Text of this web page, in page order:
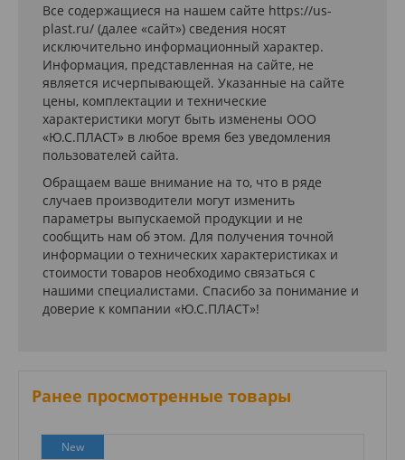
Все содержащиеся на нашем сайте https://us-
plast.ru/ (далее «сайт») сведения носят
исключительно информационный характер.
Информация, представленная на сайте, не
является исчерпывающей. Указанные на сайте
цены, комплектации и технические
характеристики могут быть изменены ООО
«Ю.С.ПЛАСТ» в любое время без уведомления
пользователей сайта.
Обращаем ваше внимание на то, что в ряде
случаев производители могут изменить
параметры выпускаемой продукции и не
сообщить нам об этом. Для получения точной
информации о технических характеристиках и
стоимости товаров необходимо связаться с
нашими специалистами. Спасибо за понимание и
доверие к компании «Ю.С.ПЛАСТ»!
Ранее просмотренные товары
New